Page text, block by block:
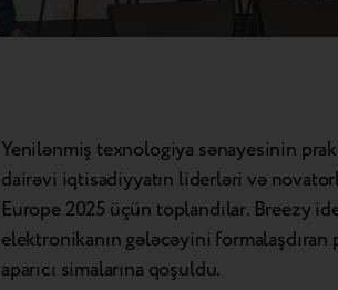
Yenilənmiş texnologiya sənayesinin
dairəvi iqtisadiyyatın liderləri və
Europe 2025 üçün toplandılar. Breezy
elektronikanın gələcəyini
aparıcı simalarına qoşuldu.